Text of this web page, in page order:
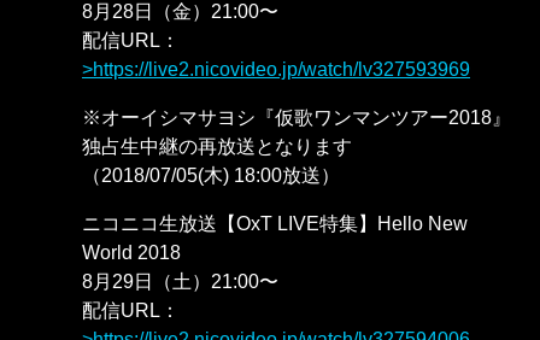
8月28日（金）21:00〜
配信URL：
https://live2.nicovideo.jp/watch/lv327593969
※オーイシマサヨシ『仮歌ワンマンツアー2018』
独占生中継の再放送となります
（2018/07/05(木) 18:00放送）
ニコニコ生放送【OxT LIVE特集】Hello New
World 2018
8月29日（土）21:00〜
配信URL：